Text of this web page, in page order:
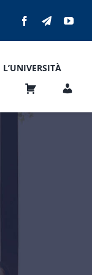
L’UNIVERSITÀ